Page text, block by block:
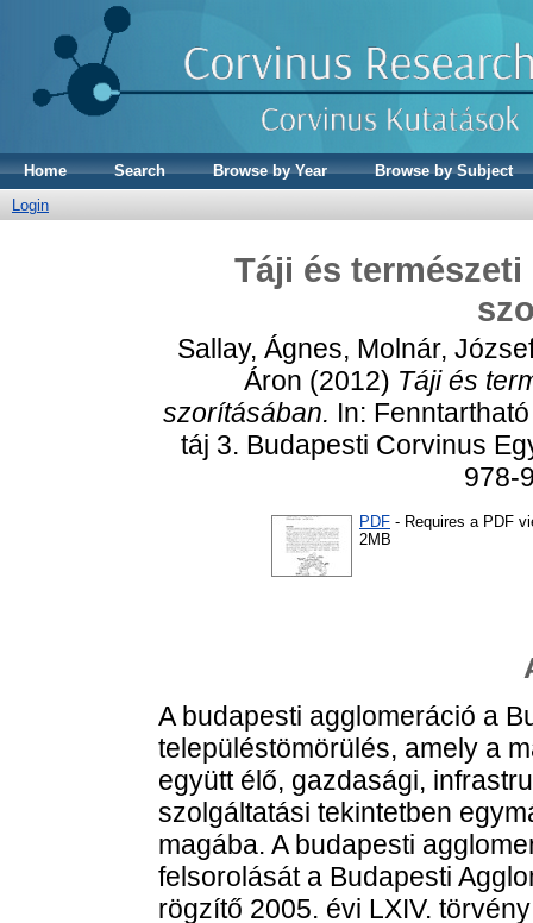
Home Search Browse by Year
Browse by Subject
Login
Táji és
Sallay, Ágnes, Molnár,
Áron (2012) Táji és
szorításában. In:
táj 3. Budapesti Corvinus
978-
PDF - Requires a PDF
2MB
A budapesti agglomeráció a
településtömörülés, amely a
együtt élő, gazdasági,
szolgáltatási tekintetben
magába. A budapesti
felsorolását a Budapesti
rögzítő 2005. évi LXIV.